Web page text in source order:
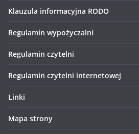
Klauzula informacyjna RODO
Regulamin wypożyczalni
Regulamin czytelni
Regulamin czytelni internetowej
Linki
Mapa strony